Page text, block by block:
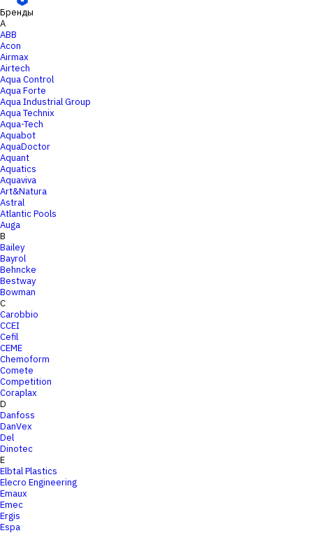
Бренды
A
ABB
Acon
Airmax
Airtech
Aqua Control
Aqua Forte
Aqua Industrial Group
Aqua Technix
Aqua-Tech
Aquabot
AquaDoctor
Aquant
Aquatics
Aquaviva
Art&Natura
Astral
Atlantic Pools
Auga
B
Bailey
Bayrol
Behncke
Bestway
Bowman
C
Carobbio
CCEI
Cefil
CEME
Chemoform
Comete
Competition
Coraplax
D
Danfoss
DanVex
Del
Dinotec
E
Elbtal Plastics
Elecro Engineering
Emaux
Emec
Ergis
Espa